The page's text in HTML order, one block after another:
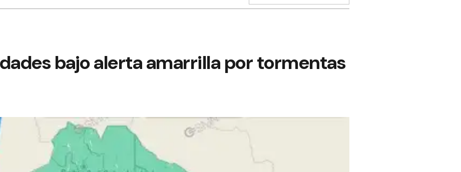
bajo alerta amarrilla por tormentas